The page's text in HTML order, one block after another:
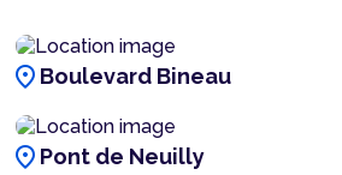
location_on Boulevard Bineau
location_on Pont de Neuilly